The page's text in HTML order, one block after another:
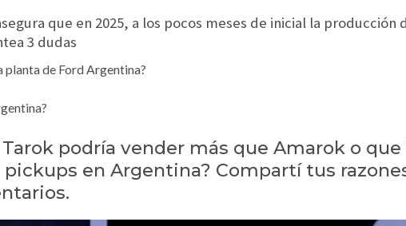
que en 2025, a los pocos meses de inicial la producción
3 dudas
planta de Ford Argentina?
podría vender más que Amarok o
en Argentina? Compartí tus